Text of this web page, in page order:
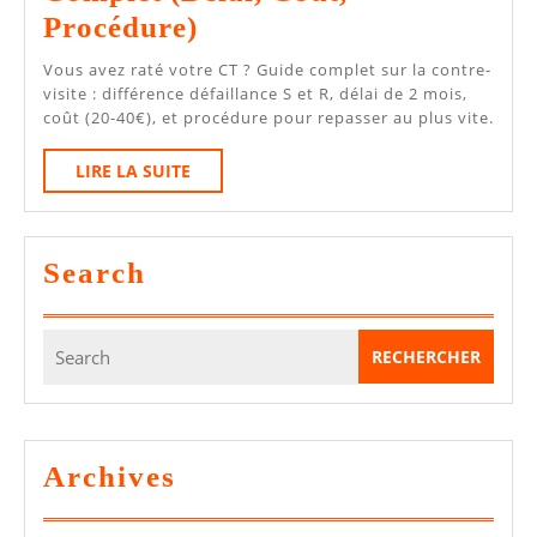
Procédure)
Visite
Au
CT
Guide
Complet
Coût,
Vous avez raté votre CT ? Guide complet sur la contre-
visite : différence défaillance S et R, délai de 2 mois,
coût (20-40€), et procédure pour repasser au plus vite.
LIRE LA SUITE
LA
SUITE
Search
for:
Archives